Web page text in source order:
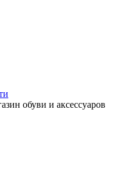
обуви и аксессуаров